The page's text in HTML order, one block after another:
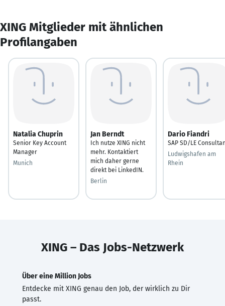
XING Mitglieder mit ähnlichen
Profilangaben
Natalia Chuprin
Senior Key Account
Manager
Munich
Jan Berndt
Ich nutze XING nicht
mehr. Kontaktiert
mich daher gerne
direkt bei LinkedIN.
Berlin
Dario Fiandri
SAP SD/LE
Ludwigshafen am
Rhein
XING – Das Jobs-Netzwerk
Über eine Million Jobs
Entdecke mit XING genau den Job, der wirklich zu Dir
passt.